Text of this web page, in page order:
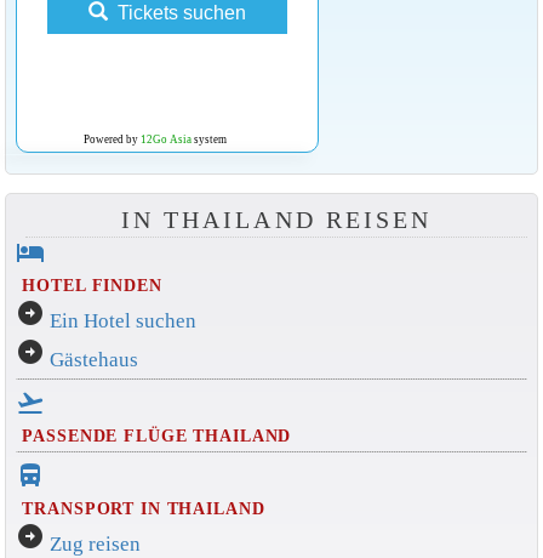
Tickets suchen
Powered by 12Go Asiasystem
IN THAILAND REISEN
hotel
HOTEL FINDEN
arrow_circle_right Ein Hotel suchen
arrow_circle_right Gästehaus
flight_takeoff
PASSENDE FLÜGE THAILAND
directions_bus_filled
TRANSPORT IN THAILAND
arrow_circle_right Zug reisen